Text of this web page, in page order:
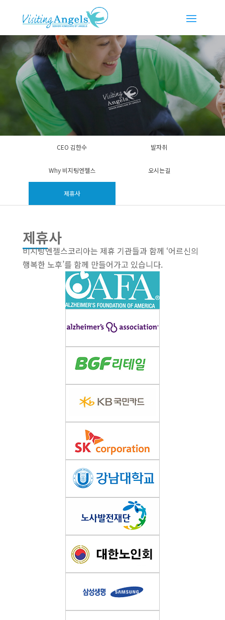
CEO 김한수 발자취
Why 비지팅엔젤스 오시는길
제휴사
제휴사
비지팅엔젤스코리아는 제휴 기관들과 함께 ‘어르신의
행복한 노후’를 함께 만들어가고 있습니다.